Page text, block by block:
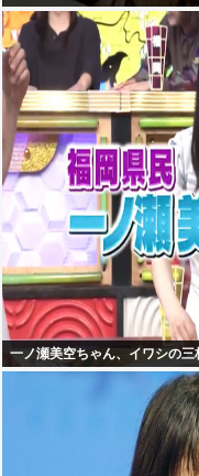
一ノ瀬美空ちゃん、イワシの三